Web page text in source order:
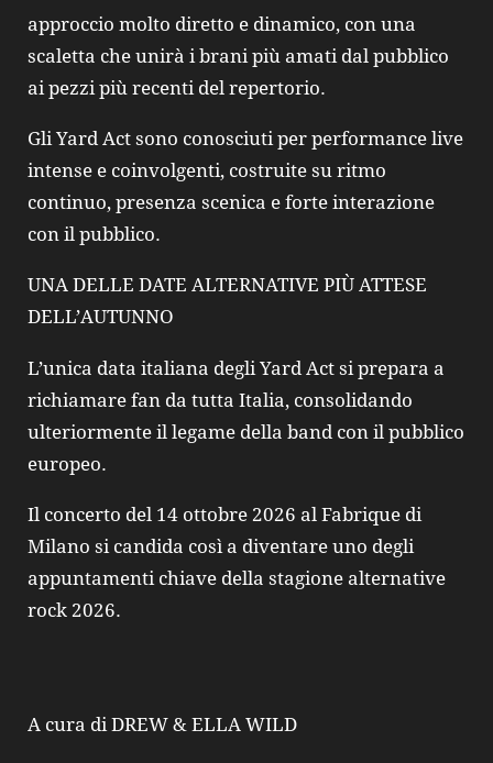
approccio molto diretto e dinamico, con una
scaletta che unirà i brani più amati dal pubblico
ai pezzi più recenti del repertorio.
Gli Yard Act sono conosciuti per performance live
intense e coinvolgenti, costruite su ritmo
continuo, presenza scenica e forte interazione
con il pubblico.
UNA DELLE DATE ALTERNATIVE PIÙ ATTESE
DELL’AUTUNNO
L’unica data italiana degli Yard Act si prepara a
richiamare fan da tutta Italia, consolidando
ulteriormente il legame della band con il pubblico
europeo.
Il concerto del 14 ottobre 2026 al Fabrique di
Milano si candida così a diventare uno degli
appuntamenti chiave della stagione alternative
rock 2026.
A cura di DREW & ELLA WILD